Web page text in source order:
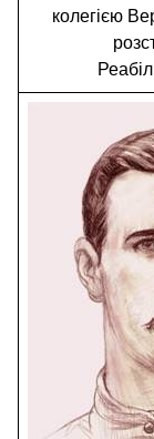
колегією